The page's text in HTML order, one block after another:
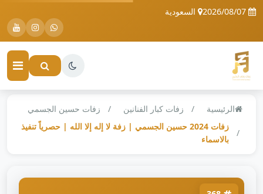
السعودية
الرئيسية زفات كبار الفنانين
زفات حسين الجسمي
زفات 2024 حسين الجسمي | زفة لا إله إلا الله | حصرياً تنفيذ
بالاسماء